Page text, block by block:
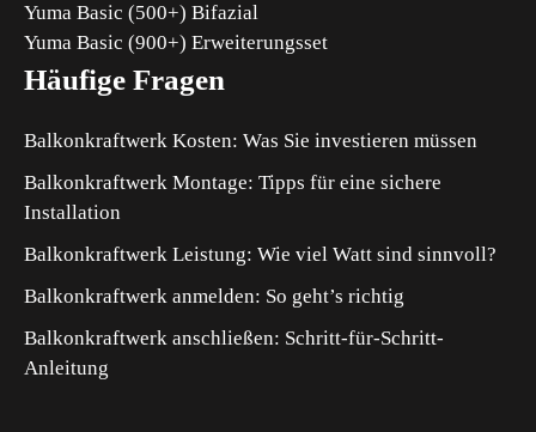
Yuma Basic (500+) Bifazial
Yuma Basic (900+) Erweiterungsset
Häufige Fragen
Balkonkraftwerk Kosten: Was Sie investieren müssen
Balkonkraftwerk Montage: Tipps für eine sichere
Installation
Balkonkraftwerk Leistung: Wie viel Watt sind sinnvoll?
Balkonkraftwerk anmelden: So geht’s richtig
Balkonkraftwerk anschließen: Schritt-für-Schritt-
Anleitung